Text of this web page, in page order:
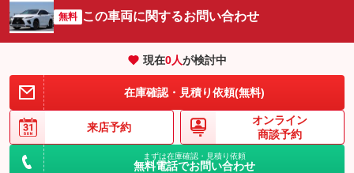
サイドカメラ
：装備あり ルーフレール
：装備なし
エアサスペンション ヘッドライトウォッシャー
無料 この車両に関するお問い合わせ
現在0人が検討中
在庫確認・見積り依頼(無料)
来店予約
オンライン
商談予約
まずは在庫確認・見積り依頼
無料電話でお問い合わせ